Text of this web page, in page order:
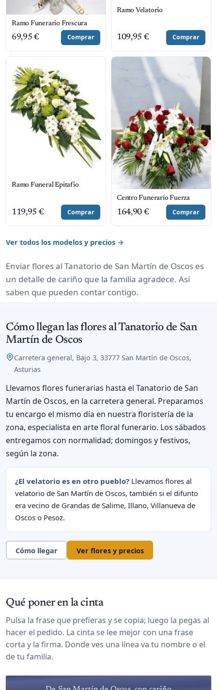
Ramo Funerario Frescura
69,95 € Comprar
Ramo Velatorio
109,95 € Comprar
Ramo Funeral Epitafio
119,95 € Comprar
Centro Funerario Fuerza
164,90 € Comprar
Ver todos los modelos y precios →
Enviar flores al Tanatorio de San Martín de Oscos es
un detalle de cariño que la familia agradece. Así
saben que pueden contar contigo.
Cómo llegan las flores al Tanatorio de San
Martín de Oscos
Carretera general, Bajo 3, 33777 San Martín de Oscos,
Asturias
Llevamos flores funerarias hasta el Tanatorio de San
Martín de Oscos, en la carretera general. Preparamos
tu encargo el mismo día en nuestra floristería de la
zona, especialista en arte floral funerario. Los sábados
entregamos con normalidad; domingos y festivos,
según la zona.
¿El velatorio es en otro pueblo? Llevamos flores al
velatorio de San Martín de Oscos, también si el difunto
era vecino de Grandas de Salime, Illano, Villanueva de
Oscos o Pesoz.
Cómo llegar Ver flores y precios
Qué poner en la cinta
Pulsa la frase que prefieras y se copia; luego la pegas al
hacer el pedido. La cinta se lee mejor con una frase
corta y la firma. Donde ves una línea va tu nombre o el
de tu familia.